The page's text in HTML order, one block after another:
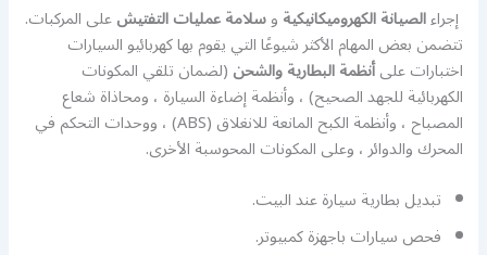
إجراءالصيانة الكهروميكانيكيةوسلامة عمليات التفتيشعلى المركبات.
تتضمن بعض المهام الأكثر شيوعًا التي يقوم بها كهربائيو السيارات
اختبارات علىأنظمة البطارية والشحن(لضمان تلقي المكونات
الكهربائية للجهد الصحيح) ، وأنظمة إضاءة السيارة ، ومحاذاة شعاع
المصباح ، وأنظمة الكبح المانعة للانغلاق (ABS) ، ووحدات التحكم في
المحرك والدوائر ، وعلى المكونات المحوسبة الأخرى.
تبديل بطارية سيارة عند البيت.
فحص سيارات باجهزة كمبيوتر.